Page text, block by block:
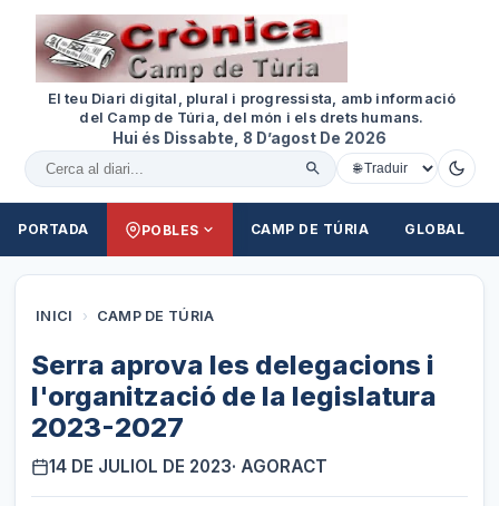
El teu Diari digital, plural i progressista, amb informació
del Camp de Túria, del món i els drets humans.
Hui és Dissabte, 8 D’agost De 2026
Cercar al diari
PORTADA POBLES CAMP DE TÚRIA GLOBAL
INICI › CAMP DE TÚRIA
Serra aprova les delegacions i
l'organització de la legislatura
2023-2027
14 DE JULIOL DE 2023· AGORACT